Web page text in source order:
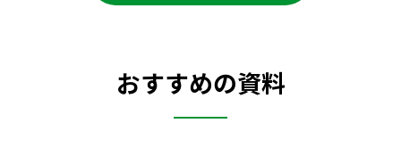
おすすめの資料